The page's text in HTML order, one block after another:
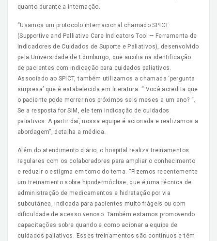
quanto durante a internação.
“Usamos um protocolo internacional chamado SPICT
(Supportive and Palliative Care Indicators Tool — Ferramenta de
Indicadores de Cuidados de Suporte e Paliativos), desenvolvido
pela Universidade de Edimburgo, que auxilia na identificação
de pacientes com indicação para cuidados paliativos.
Associado ao SPICT, também utilizamos a chamada ‘pergunta
surpresa’ que é estabelecida em literatura: “ Você acredita que
o paciente pode morrer nos próximos seis meses a um ano? “.
Se a resposta for SIM, ele tem indicação de cuidados
paliativos. A partir daí, nossa equipe é acionada e realizamos a
abordagem”, detalha a médica.
Além do atendimento diário, o hospital realiza treinamentos
regulares com os colaboradores para ampliar o conhecimento
e reduzir o estigma em torno do tema. “Fizemos recentemente
um treinamento sobre hipodermóclise, que é uma técnica de
administração de medicamentos e hidratação por via
subcutânea, indicada para pacientes muito frágeis ou com
dificuldade de acesso venoso. Também estamos promovendo
capacitações sobre quando e como acionar a equipe de
cuidados paliativos. Esses treinamentos são contínuos e têm